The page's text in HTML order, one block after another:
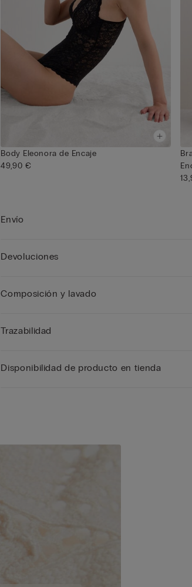
Body Eleonora de Encaje
49,90 €
Envío
Devoluciones
Composición y lavado
Trazabilidad
Disponibilidad de producto en tienda